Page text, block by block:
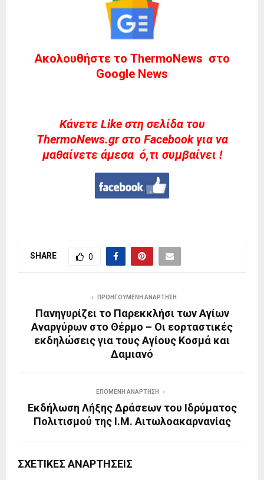
Ακολουθήστε το ThermoNews στο
Google News
Kάνετε Like στη σελίδα του
ThermoNews.gr στο Facebook για να
μαθαίνετε άμεσα ό,τι συμβαίνει !
SHARE 0
ΠΡΟΗΓΟΎΜΕΝΗ ΑΝΆΡΤΗΣΗ
Πανηγυρίζει το Παρεκκλήσι των Αγίων
Αναργύρων στο Θέρμο – Οι εορταστικές
εκδηλώσεις για τους Αγίους Κοσμά και
Δαμιανό
ΕΠΌΜΕΝΗ ΑΝΆΡΤΗΣΗ
Εκδήλωση Λήξης Δράσεων του Ιδρύματος
Πολιτισμού της Ι.Μ. Αιτωλοακαρνανίας
ΣΧΕΤΙΚΈΣ ΑΝΑΡΤΉΣΕΙΣ